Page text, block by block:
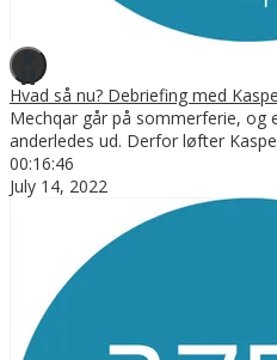
Hvad så nu? Debriefing med
Mechqar går på sommerferie,
anderledes ud. Derfor løfter
00:16:46
July 14, 2022